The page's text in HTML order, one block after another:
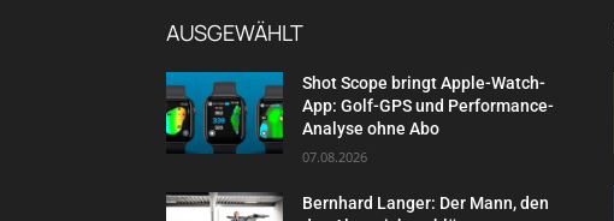
AUSGEWÄHLT
Shot Scope bringt Apple-Watch-
App: Golf-GPS und Performance-
Analyse ohne Abo
07.08.2026
Bernhard Langer: Der Mann, den